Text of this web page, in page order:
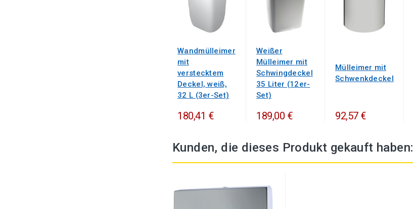
Wandmülleimer
mit
verstecktem
Deckel, weiß,
32 L (3er-Set)
180,41 €
Weißer
Mülleimer mit
Schwingdeckel
35 Liter (12er-
Set)
189,00 €
Mülleimer mit
Schwenkdeckel
92,57 €
Kunden, die dieses Produkt gekauft haben: